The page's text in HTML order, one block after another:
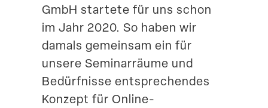
Suche
GmbH startete für uns schon
im Jahr 2020. So haben wir
damals gemeinsam ein für
unsere Seminar­räume und
Bedürf­nisse entspre­chendes
Konzept für Online-